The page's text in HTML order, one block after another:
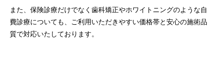
また、保険診療だけでなく歯科矯正やホワイトニングのような自
費診療についても、ご利用いただきやすい価格帯と安心の施術品
質で対応いたしております。